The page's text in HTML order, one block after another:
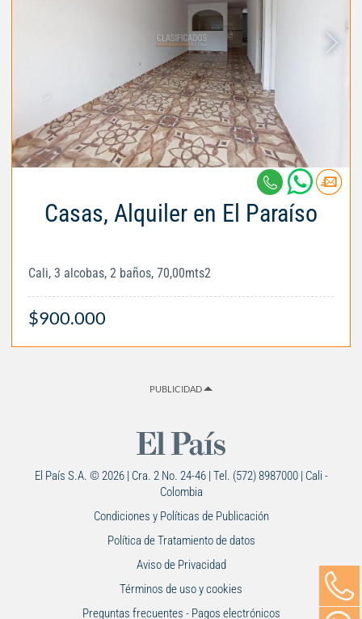
Casas, Alquiler en El Paraíso
Cali, 3 alcobas, 2 baños, 70,00mts2
$900.000
PUBLICIDAD
El País S.A. © 2026 | Cra. 2 No. 24-46 | Tel. (572) 8987000 | Cali -
Colombia
Condiciones y Políticas de Publicación
Política de Tratamiento de datos
Aviso de Privacidad
Términos de uso y cookies
Preguntas frecuentes - Pagos electrónicos